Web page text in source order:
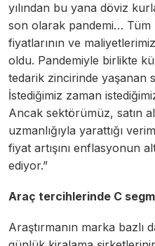
yılından bu yana döviz
son olarak pandemi… Tüm
fiyatlarının ve
oldu. Pandemiyle birlikte
tedarik zincirinde yaşanan
İstediğimiz zaman
Ancak sektörümüz, satın
uzmanlığıyla yarattığı
fiyat artışını enflasyonun
ediyor.”
Araç tercihlerinde C
Araştırmanın marka bazlı